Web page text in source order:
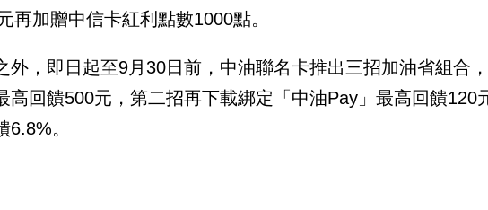
再加贈中信卡紅利點數1000點。
外，即日起至9月30日前，中油聯名卡推出三招加油省組合
高回饋500元，第二招再下載綁定「中油Pay」最高回饋120
6.8%。